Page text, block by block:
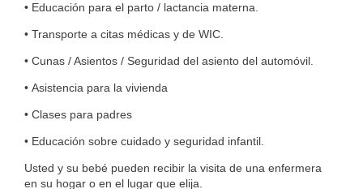
• Educación para el parto / lactancia materna.
• Transporte a citas médicas y de WIC.
• Cunas / Asientos / Seguridad del asiento del automóvil.
• Asistencia para la vivienda
• Clases para padres
• Educación sobre cuidado y seguridad infantil.
Usted y su bebé pueden recibir la visita de una enfermera
en su hogar o en el lugar que elija.